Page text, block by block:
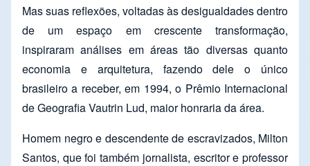
Mas suas reflexões, voltadas às desigualdades dentro
de um espaço em crescente transformação,
inspiraram análises em áreas tão diversas quanto
economia e arquitetura, fazendo dele o único
brasileiro a receber, em 1994, o Prêmio Internacional
de Geografia Vautrin Lud, maior honraria da área.
Homem negro e descendente de escravizados, Milton
Santos, que foi também jornalista, escritor e professor